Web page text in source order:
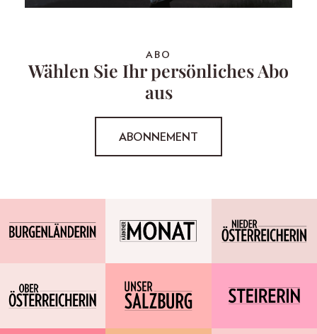
ABO
Wählen Sie Ihr persönliches Abo
aus
ABONNEMENT